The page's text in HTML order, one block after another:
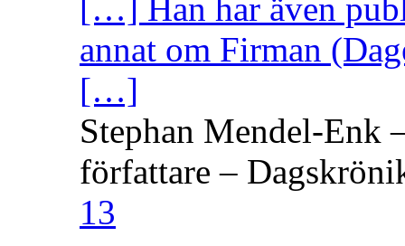
[…] Han har även
annat om Firman
[…]
Stephan Mendel-Enk
författare –
13